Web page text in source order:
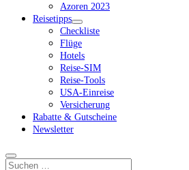
Azoren 2023
Reisetipps
Dropdown-
Menü
öffnen
Checkliste
Flüge
Hotels
Reise-SIM
Reise-Tools
USA-Einreise
Versicherung
Rabatte & Gutscheine
Newsletter
Suchen